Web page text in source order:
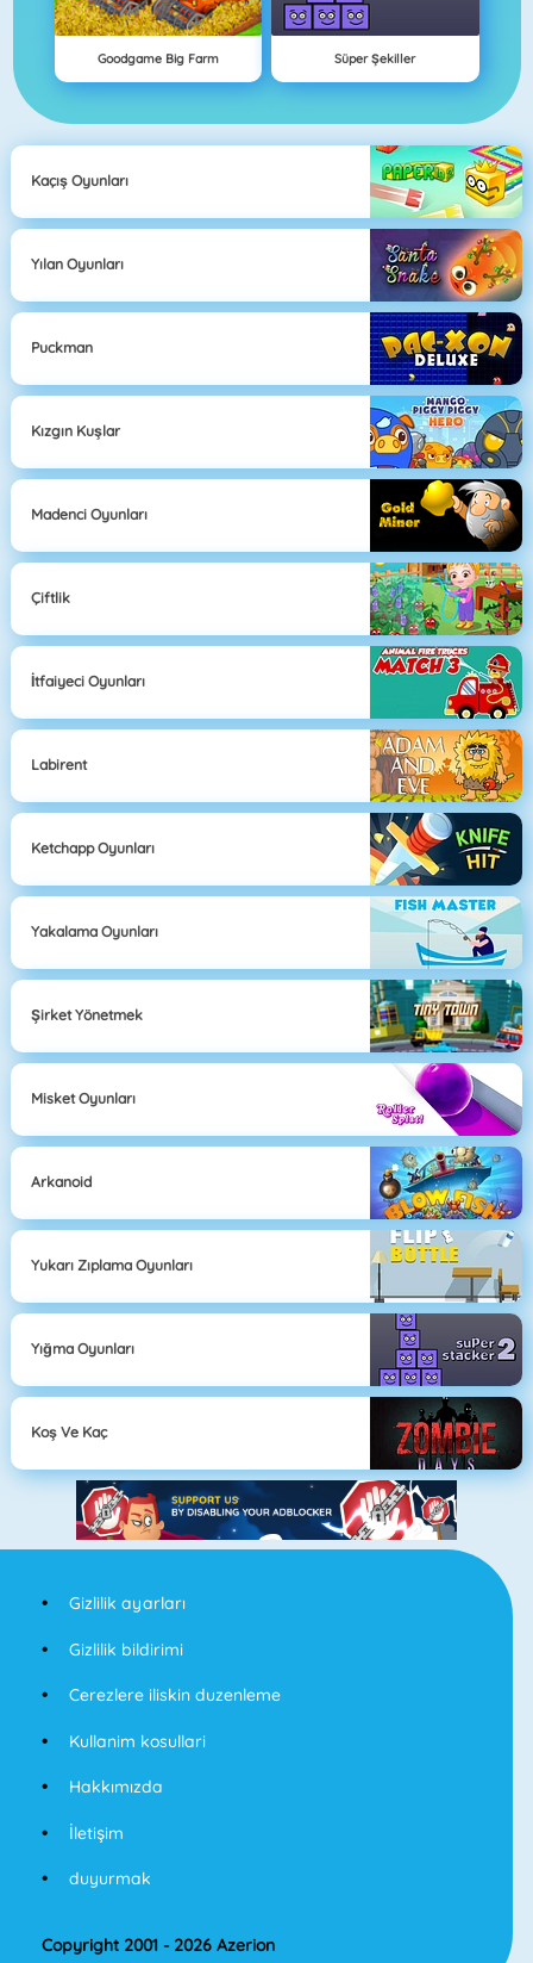
Goodgame Big Farm Süper Şekiller
Kaçış Oyunları
Yılan Oyunları
Puckman
Kızgın Kuşlar
Madenci Oyunları
Çiftlik
İtfaiyeci Oyunları
Labirent
Ketchapp Oyunları
Yakalama Oyunları
Şirket Yönetmek
Misket Oyunları
Arkanoid
Yukarı Zıplama Oyunları
Yığma Oyunları
Koş Ve Kaç
Gizlilik ayarları
Gizlilik bildirimi
Cerezlere iliskin duzenleme
Kullanim kosullari
Hakkımızda
İletişim
duyurmak
Copyright 2001 - 2026 Azerion